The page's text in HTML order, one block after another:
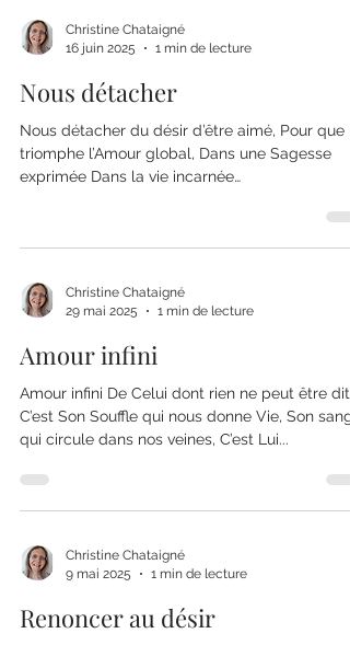
Christine Chataigné
16 juin 2025
1 min de lecture
Nous détacher
Nous détacher du désir d’être aimé, Pour que
triomphe l’Amour global, Dans une Sagesse
exprimée Dans la vie incarnée…
Christine Chataigné
29 mai 2025
1 min de lecture
Amour infini
Amour infini De Celui dont rien ne peut être dit…
C’est Son Souffle qui nous donne Vie, Son sang
qui circule dans nos veines, C’est Lui...
Christine Chataigné
9 mai 2025
1 min de lecture
Renoncer au désir